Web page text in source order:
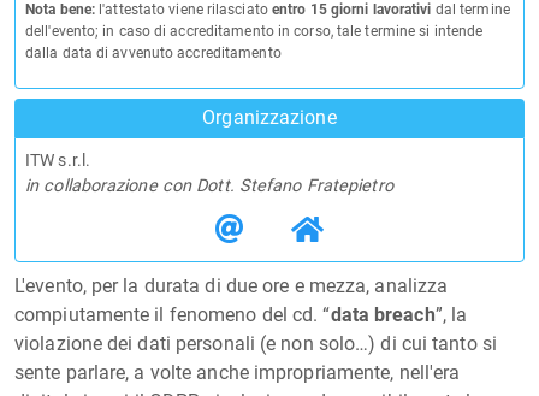
L'evento, per la durata di due ore e mezza, analizza
compiutamente il fenomeno del cd. “data breach”, la
violazione dei dati personali (e non solo…) di cui tanto si
sente parlare, a volte anche impropriamente, nell'era
Nota bene: l'attestato viene rilasciato entro 15 giorni lavorativi dal termine
dell'evento; in caso di accreditamento in corso, tale termine si intende
dalla data di avvenuto accreditamento
Organizzazione
ITW s.r.l.
in collaborazione con Dott. Stefano Fratepietro